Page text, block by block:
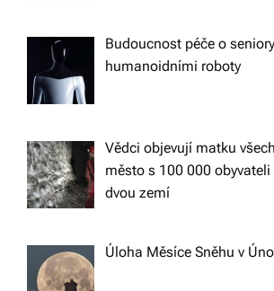
Budoucnost péče o
humanoidními roboty
Vědci objevují matku
město s 100 000
dvou zemí
Úloha Měsíce Sněhu v